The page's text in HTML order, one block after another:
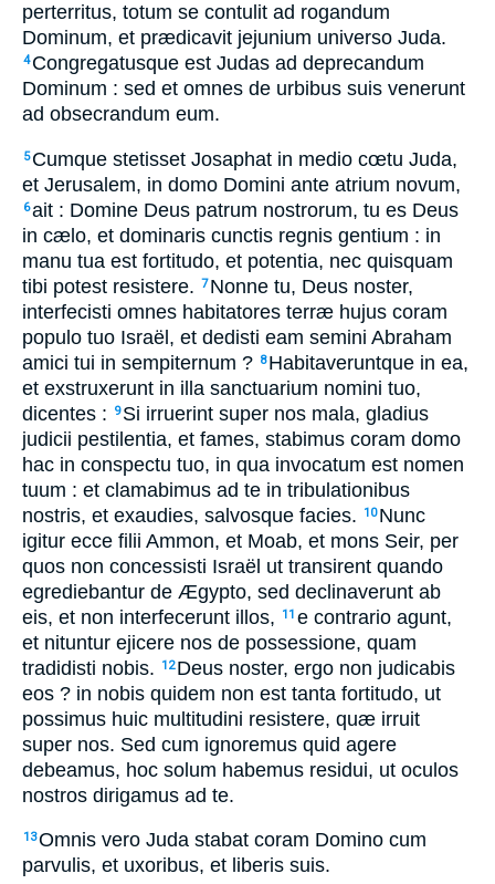
perterritus, totum se contulit ad rogandum
Dominum, et prædicavit jejunium universo Juda.
4 Congregatusque est Judas ad deprecandum
Dominum : sed et omnes de urbibus suis venerunt
ad obsecrandum eum.
5 Cumque stetisset Josaphat in medio cœtu Juda,
et Jerusalem, in domo Domini ante atrium novum,
6ait : Domine Deus patrum nostrorum, tu es Deus
in cælo, et dominaris cunctis regnis gentium : in
manu tua est fortitudo, et potentia, nec quisquam
tibi potest resistere. 7 Nonne tu, Deus noster,
interfecisti omnes habitatores terræ hujus coram
populo tuo Israël, et dedisti eam semini Abraham
amici tui in sempiternum ? 8 Habitaveruntque in ea,
et exstruxerunt in illa sanctuarium nomini tuo,
dicentes :
9 Si irruerint super nos mala, gladius
judicii pestilentia, et fames, stabimus coram domo
hac in conspectu tuo, in qua invocatum est nomen
tuum : et clamabimus ad te in tribulationibus
nostris, et exaudies, salvosque facies.
10 Nunc
igitur ecce filii Ammon, et Moab, et mons Seir, per
quos non concessisti Israël ut transirent quando
egrediebantur de Ægypto, sed declinaverunt ab
eis, et non interfecerunt illos,
11 e contrario agunt,
et nituntur ejicere nos de possessione, quam
tradidisti nobis.
12 Deus noster, ergo non judicabis
eos ? in nobis quidem non est tanta fortitudo, ut
possimus huic multitudini resistere, quæ irruit
super nos. Sed cum ignoremus quid agere
debeamus, hoc solum habemus residui, ut oculos
nostros dirigamus ad te.
13Omnis vero Juda stabat coram Domino cum
parvulis, et uxoribus, et liberis suis.